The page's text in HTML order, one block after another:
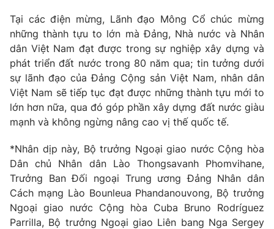
Tại các điện mừng, Lãnh đạo Mông Cổ chúc mừng
những thành tựu to lớn mà Đảng, Nhà nước và Nhân
dân Việt Nam đạt được trong sự nghiệp xây dựng và
phát triển đất nước trong 80 năm qua; tin tưởng dưới
sự lãnh đạo của Đảng Cộng sản Việt Nam, nhân dân
Việt Nam sẽ tiếp tục đạt được những thành tựu mới to
lớn hơn nữa, qua đó góp phần xây dựng đất nước giàu
mạnh và không ngừng nâng cao vị thế quốc tế.
*Nhân dịp này, Bộ trưởng Ngoại giao nước Cộng hòa
Dân chủ Nhân dân Lào Thongsavanh Phomvihane,
Trưởng Ban Đối ngoại Trung ương Đảng Nhân dân
Cách mạng Lào Bounleua Phandanouvong, Bộ trưởng
Ngoại giao nước Cộng hòa Cuba Bruno Rodríguez
Parrilla, Bộ trưởng Ngoại giao Liên bang Nga Sergey